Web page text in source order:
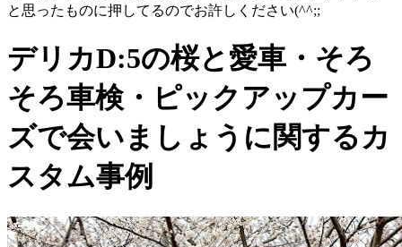
と思ったものに押してるのでお許しください(^^;;
デリカD:5の桜と愛車・そろ
そろ車検・ピックアップカー
ズで会いましょうに関するカ
スタム事例